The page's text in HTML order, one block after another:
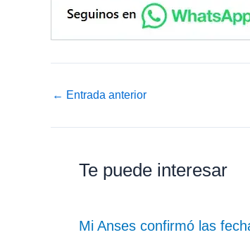
← Entrada anterior
Te puede interesar
Mi Anses confirmó las